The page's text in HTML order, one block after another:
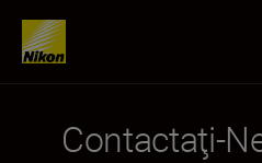
Contactaţi-